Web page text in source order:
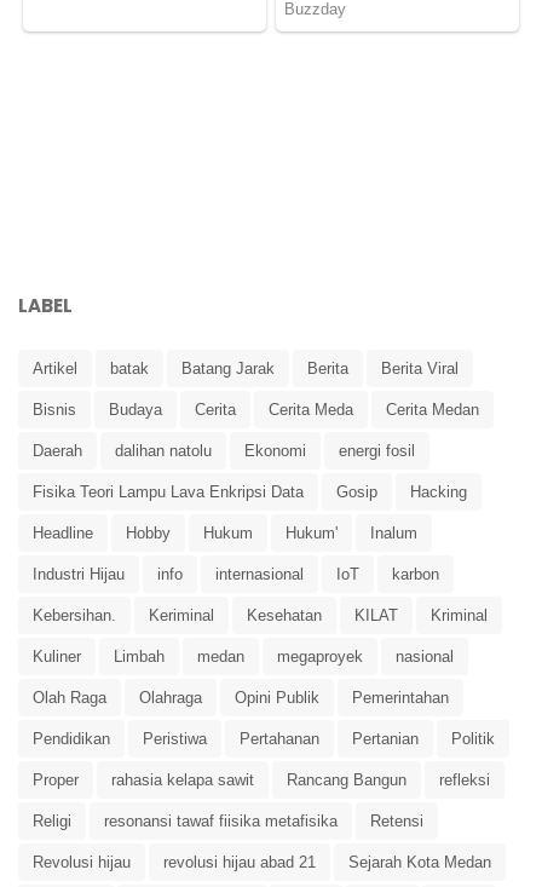
LABEL
Artikel batak Batang Jarak Berita Berita Viral
Bisnis Budaya Cerita Cerita Meda Cerita Medan
Daerah dalihan natolu Ekonomi energi fosil
Fisika Teori Lampu Lava Enkripsi Data Gosip Hacking
Headline Hobby Hukum Hukum' Inalum
Industri Hijau info internasional IoT karbon
Kebersihan. Keriminal Kesehatan KILAT Kriminal
Kuliner Limbah medan megaproyek nasional
Olah Raga Olahraga Opini Publik Pemerintahan
Pendidikan Peristiwa Pertahanan Pertanian Politik
Proper rahasia kelapa sawit Rancang Bangun refleksi
Religi resonansi tawaf fiisika metafisika Retensi
Revolusi hijau revolusi hijau abad 21 Sejarah Kota Medan